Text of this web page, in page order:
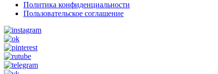
Политика конфиденциальности
Пользовательское соглашение